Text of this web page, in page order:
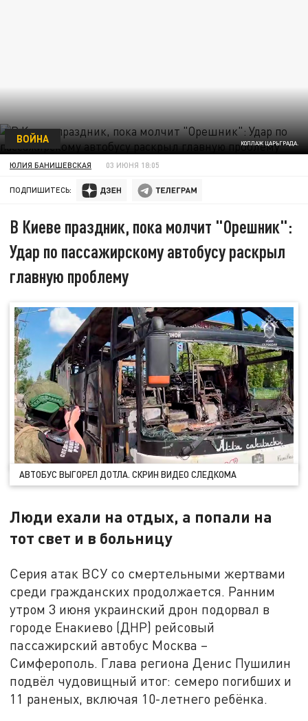
КОЛЛАЖ ЦАРЬГРАДА.
ВОЙНА
ЮЛИЯ БАНИШЕВСКАЯ 03 ИЮНЯ 18:05
ПОДПИШИТЕСЬ:
В Киеве праздник, пока молчит "Орешник":
Удар по пассажирскому автобусу раскрыл
главную проблему
АВТОБУС ВЫГОРЕЛ ДОТЛА. СКРИН ВИДЕО СЛЕДКОМА
Люди ехали на отдых, а попали на
тот свет и в больницу
Серия атак ВСУ со смертельными жертвами
среди гражданских продолжается. Ранним
утром 3 июня украинский дрон подорвал в
городе Енакиево (ДНР) рейсовый
пассажирский автобус Москва –
Симферополь. Глава региона Денис Пушилин
подвёл чудовищный итог: семеро погибших и
11 раненых, включая 10-летнего ребёнка.